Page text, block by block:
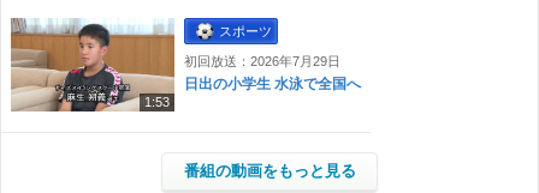
1:53
スポーツ
初回放送：2026年7月29日
日出の小学生 水泳で全国へ
番組の動画をもっと見る